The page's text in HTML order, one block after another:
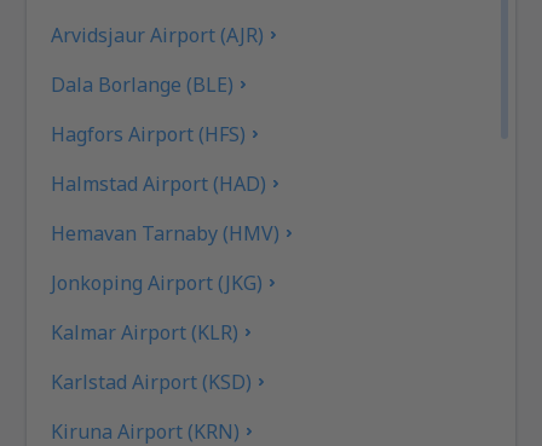
Arvidsjaur Airport (AJR)
Dala Borlange (BLE)
Hagfors Airport (HFS)
Halmstad Airport (HAD)
Hemavan Tarnaby (HMV)
Jonkoping Airport (JKG)
Kalmar Airport (KLR)
Karlstad Airport (KSD)
Kiruna Airport (KRN)